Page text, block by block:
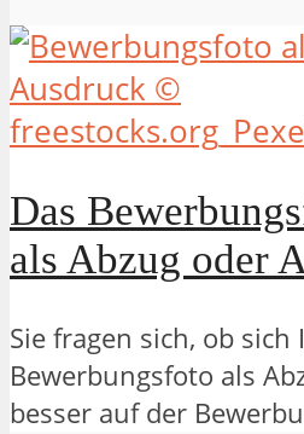
Das
als Abzug oder
Sie fragen sich, ob sich
Bewerbungsfoto als
besser auf der